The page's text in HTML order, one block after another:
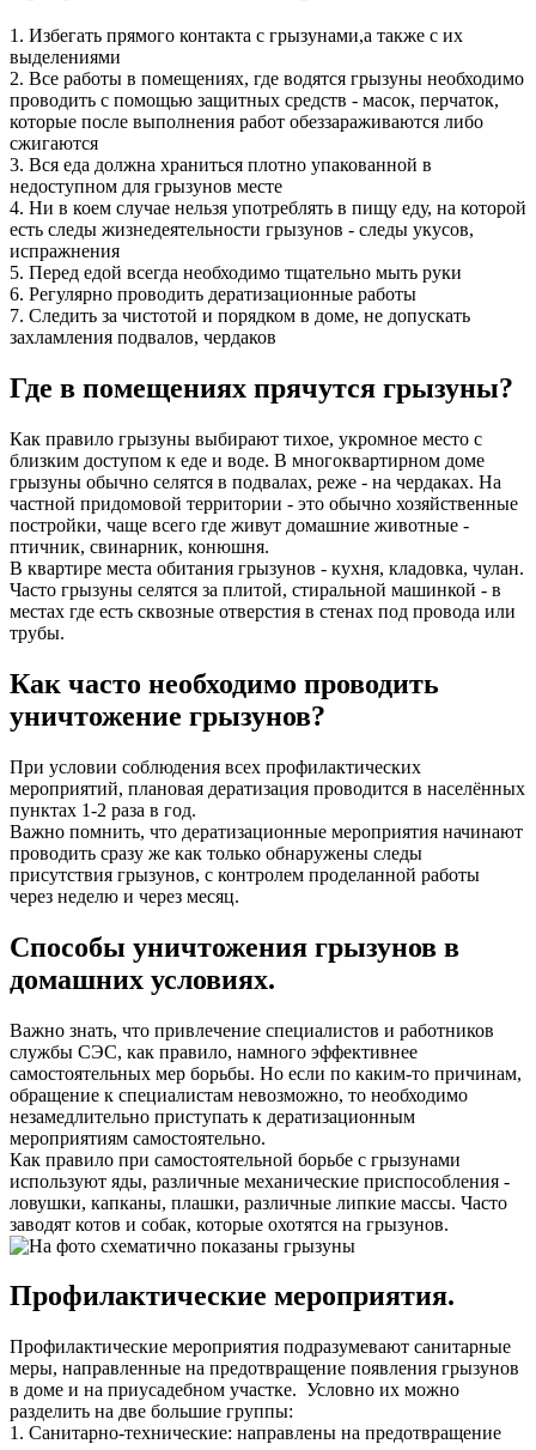
1. Избегать прямого контакта с грызунами,а также с их
выделениями
2. Все работы в помещениях, где водятся грызуны необходимо
проводить с помощью защитных средств - масок, перчаток,
которые после выполнения работ обеззараживаются либо
сжигаются
3. Вся еда должна храниться плотно упакованной в
недоступном для грызунов месте
4. Ни в коем случае нельзя употреблять в пищу еду, на которой
есть следы жизнедеятельности грызунов - следы укусов,
испражнения
5. Перед едой всегда необходимо тщательно мыть руки
6. Регулярно проводить дератизационные работы
7. Следить за чистотой и порядком в доме, не допускать
захламления подвалов, чердаков
Где в помещениях прячутся грызуны?
Как правило грызуны выбирают тихое, укромное место с
близким доступом к еде и воде. В многоквартирном доме
грызуны обычно селятся в подвалах, реже - на чердаках. На
частной придомовой территории - это обычно хозяйственные
постройки, чаще всего где живут домашние животные -
птичник, свинарник, конюшня.
В квартире места обитания грызунов - кухня, кладовка, чулан.
Часто грызуны селятся за плитой, стиральной машинкой - в
местах где есть сквозные отверстия в стенах под провода или
трубы.
Как часто необходимо проводить
уничтожение грызунов?
При условии соблюдения всех профилактических
мероприятий, плановая дератизация проводится в населённых
пунктах 1-2 раза в год.
Важно помнить, что дератизационные мероприятия начинают
проводить сразу же как только обнаружены следы
присутствия грызунов, с контролем проделанной работы
через неделю и через месяц.
Способы уничтожения грызунов в
домашних условиях.
Важно знать, что привлечение специалистов и работников
службы СЭС, как правило, намного эффективнее
самостоятельных мер борьбы. Но если по каким-то причинам,
обращение к специалистам невозможно, то необходимо
незамедлительно приступать к дератизационным
мероприятиям самостоятельно.
Как правило при самостоятельной борьбе с грызунами
используют яды, различные механические приспособления -
ловушки, капканы, плашки, различные липкие массы. Часто
заводят котов и собак, которые охотятся на грызунов.
Профилактические мероприятия.
Профилактические мероприятия подразумевают санитарные
меры, направленные на предотвращение появления грызунов
в доме и на приусадебном участке. Условно их можно
разделить на две большие группы:
1. Санитарно-технические: направлены на предотвращение